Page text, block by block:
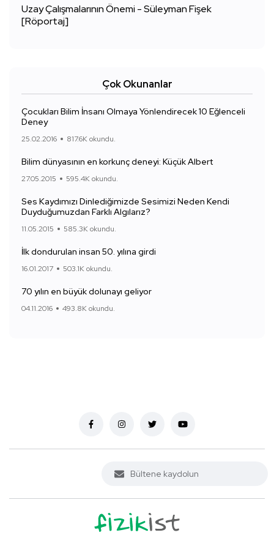
Uzay Çalışmalarının Önemi - Süleyman Fişek
[Röportaj]
Çok Okunanlar
Çocukları Bilim İnsanı Olmaya Yönlendirecek 10 Eğlenceli
Deney
25.02.2016 817.6K okundu.
Bilim dünyasının en korkunç deneyi: Küçük Albert
27.05.2015 595.4K okundu.
Ses Kaydımızı Dinlediğimizde Sesimizi Neden Kendi
Duyduğumuzdan Farklı Algılarız?
11.05.2015 585.3K okundu.
İlk dondurulan insan 50. yılına girdi
16.01.2017 503.1K okundu.
70 yılın en büyük dolunayı geliyor
04.11.2016 493.8K okundu.